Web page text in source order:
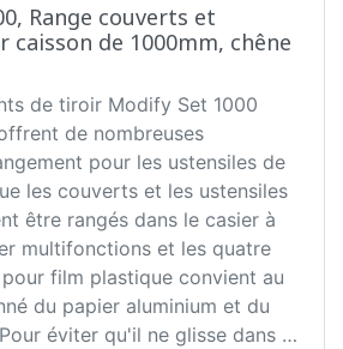
Range couverts et
caisson de 1000mm, chêne
de tiroir Modify Set 1000
de nombreuses
pour les ustensiles de
les couverts et les ustensiles
être rangés dans le casier à
multifonctions et les quatre
film plastique convient au
du papier aluminium et du
éviter qu'il ne glisse dans le